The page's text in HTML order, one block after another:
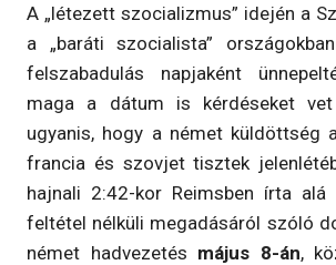
A „létezett szocializmus” idején a
a „baráti szocialista”
felszabadulás napjaként
maga a dátum is kérdéseket
ugyanis, hogy a német küldöttség
francia és szovjet tisztek
hajnali 2:42-kor Reimsben írta alá
feltétel nélküli megadásáról szóló
német hadvezetés május 8-án,